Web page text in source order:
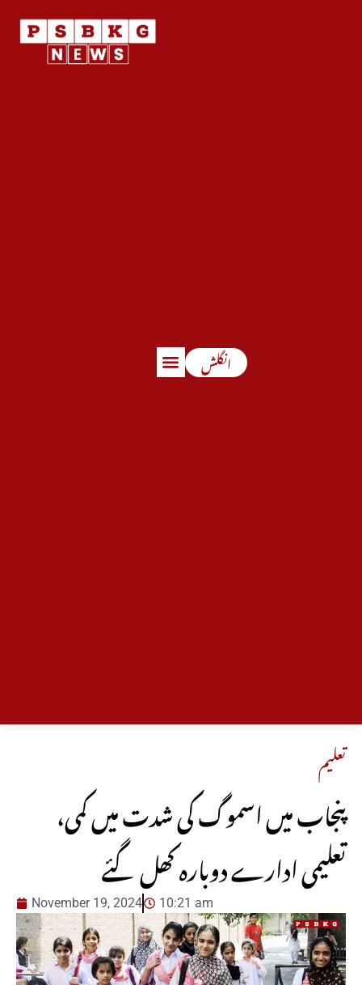
انگلش
تعلیم
پنجاب میں اسموگ کی شدت میں کمی،
تعلیمی ادارے دوبارہ کھل گئے
November 19, 2024 10:21 am